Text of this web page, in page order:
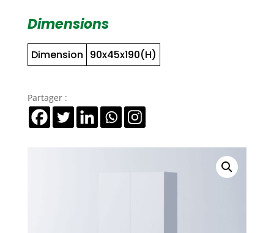
2
portes
Dimensions
Dimension 90x45x190(H)
Partager :